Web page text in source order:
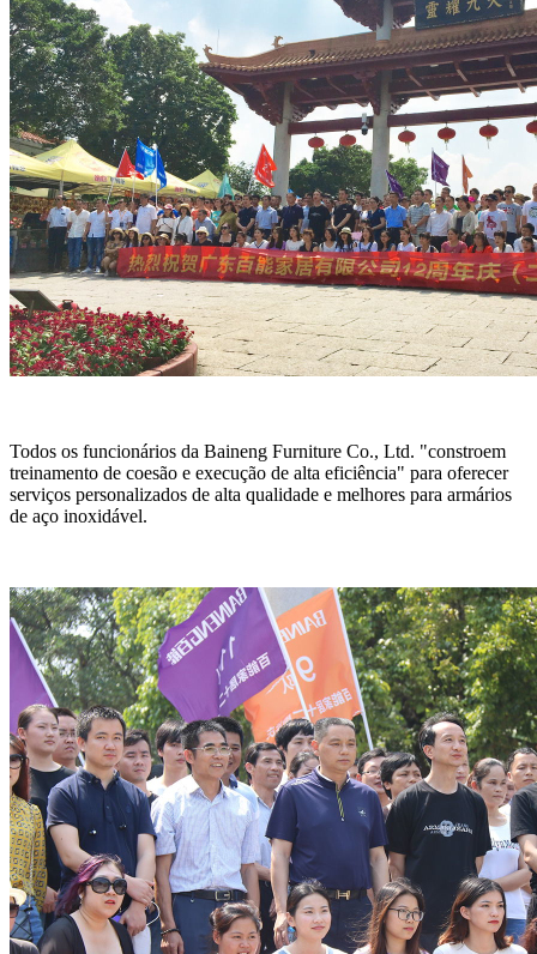
Todos os funcionários da Baineng Furniture Co., Ltd. "constroem
treinamento de coesão e execução de alta eficiência" para oferecer
serviços personalizados de alta qualidade e melhores para armários
de aço inoxidável.